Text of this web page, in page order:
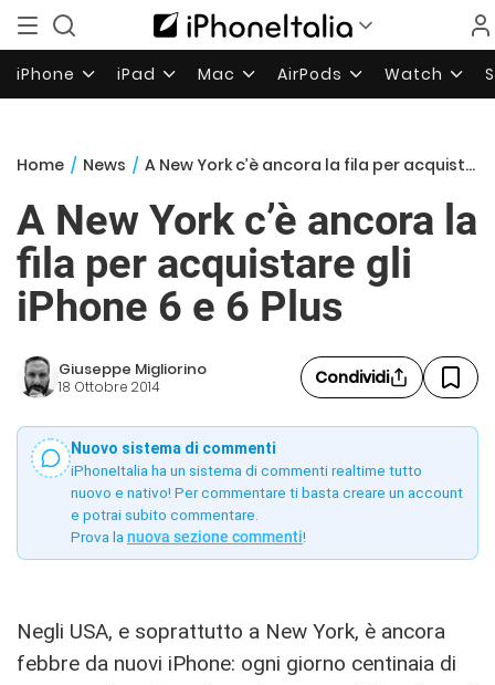
iPhone iPad Mac AirPods Watch
Home / News / A New York c’è ancora la fila per acquistare gli iPhone 6 e 6 Plus
A New York c’è ancora la
fila per acquistare gli
iPhone 6 e 6 Plus
Giuseppe Migliorino
18 Ottobre 2014 Condividi
Nuovo sistema di commenti
iPhoneItalia ha un sistema di commenti realtime tutto
nuovo e nativo! Per commentare ti basta creare un account
e potrai subito commentare.
Prova la nuova sezione commenti!
Negli USA, e soprattutto a New York, è ancora
febbre da nuovi iPhone: ogni giorno centinaia di